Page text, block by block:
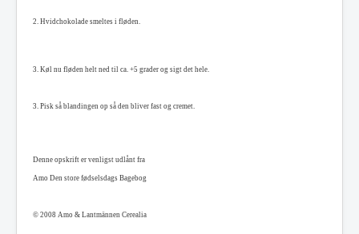
2. Hvidchokolade smeltes i fløden.
3. Køl nu fløden helt ned til ca. +5 grader og sigt det hele.
3. Pisk så blandingen op så den bliver fast og cremet.
Denne opskrift er venligst udlånt fra
Amo Den store fødselsdags Bagebog
© 2008 Amo & Lantmännen Cerealia